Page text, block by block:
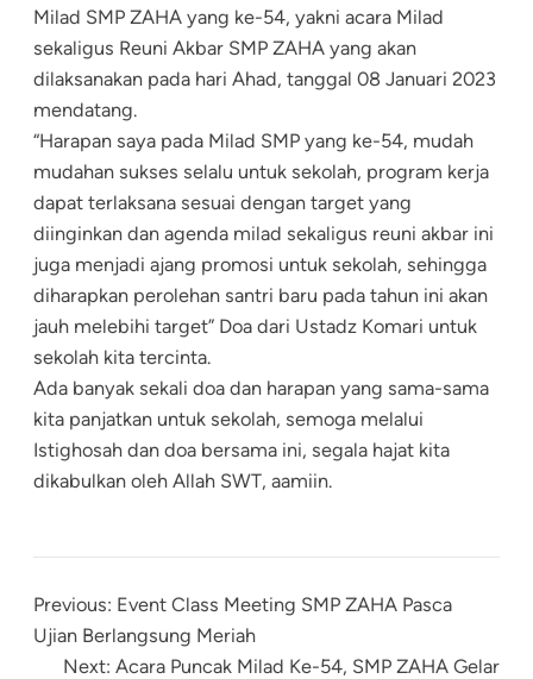
Milad SMP ZAHA yang ke-54, yakni acara Milad
sekaligus Reuni Akbar SMP ZAHA yang akan
dilaksanakan pada hari Ahad, tanggal 08 Januari 2023
mendatang.
“Harapan saya pada Milad SMP yang ke-54, mudah
mudahan sukses selalu untuk sekolah, program kerja
dapat terlaksana sesuai dengan target yang
diinginkan dan agenda milad sekaligus reuni akbar ini
juga menjadi ajang promosi untuk sekolah, sehingga
diharapkan perolehan santri baru pada tahun ini akan
jauh melebihi target” Doa dari Ustadz Komari untuk
sekolah kita tercinta.
Ada banyak sekali doa dan harapan yang sama-sama
kita panjatkan untuk sekolah, semoga melalui
Istighosah dan doa bersama ini, segala hajat kita
dikabulkan oleh Allah SWT, aamiin.
Previous: Event Class Meeting SMP ZAHA Pasca
Ujian Berlangsung Meriah
Next: Acara Puncak Milad Ke-54, SMP ZAHA Gelar